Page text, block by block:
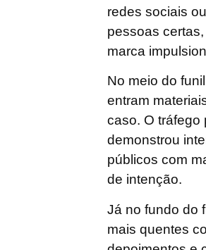
redes sociais
pessoas
marca
No meio do funil
entram
caso. O tráfego
demonstrou
públicos com
de intenção.
Já no fundo do
mais quentes